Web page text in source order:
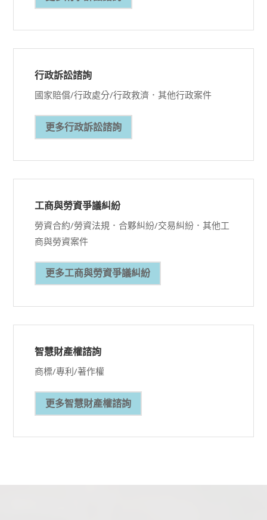
行政訴訟諮詢
國家賠償/行政處分/行政救濟．其他行政案件
更多行政訴訟諮詢
工商與勞資爭議糾紛
勞資合約/勞資法規．合夥糾紛/交易糾紛．其他工
商與勞資案件
更多工商與勞資爭議糾紛
智慧財產權諮詢
商標/專利/著作權
更多智慧財產權諮詢